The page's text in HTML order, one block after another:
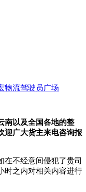
物流驾驶员广场
南以及全国各地的整
迎广大货主来电咨询报
在不经意间侵犯了贵司
时之内对相关内容进行